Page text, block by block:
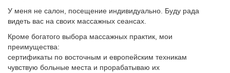
У меня не салон, посещение индивидуально. Буду рада
видеть вас на своих массажных сеансах.
Кроме богатого выбора массажных практик, мои
преимущества:
сертификаты по восточным и европейским техникам
чувствую больные места и прорабатываю их